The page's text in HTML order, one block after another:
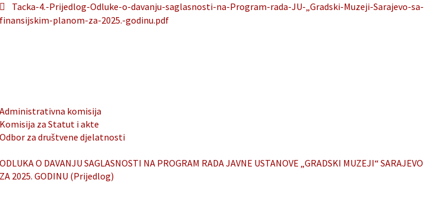
Tacka-4.-Prijedlog-Odluke-o-davanju-saglasnosti-na-Program-rada-JU-„Gradski-Muzeji-Sarajevo-sa-
finansijskim-planom-za-2025.-godinu.pdf
Administrativna komisija
Komisija za Statut i akte
Odbor za društvene djelatnosti
ODLUKA O DAVANJU SAGLASNOSTI NA PROGRAM RADA JAVNE USTANOVE „GRADSKI MUZEJI“ SARAJEVO
ZA 2025. GODINU (Prijedlog)